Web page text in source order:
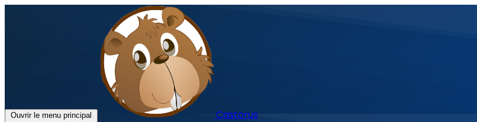
Ouvrir le menu principal Castorus